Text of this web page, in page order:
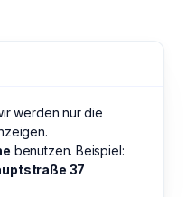
werden nur die
benutzen. Beispiel:
37